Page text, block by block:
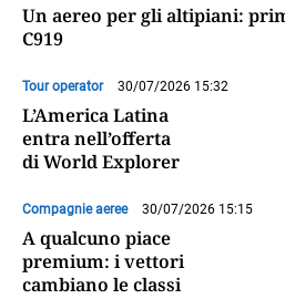
Un aereo per gli altipiani:
C919
Tour operator 30/07/2026 15:32
L’America Latina
entra nell’offerta
di World Explorer
Compagnie aeree 30/07/2026 15:15
A qualcuno piace
premium: i vettori
cambiano le classi